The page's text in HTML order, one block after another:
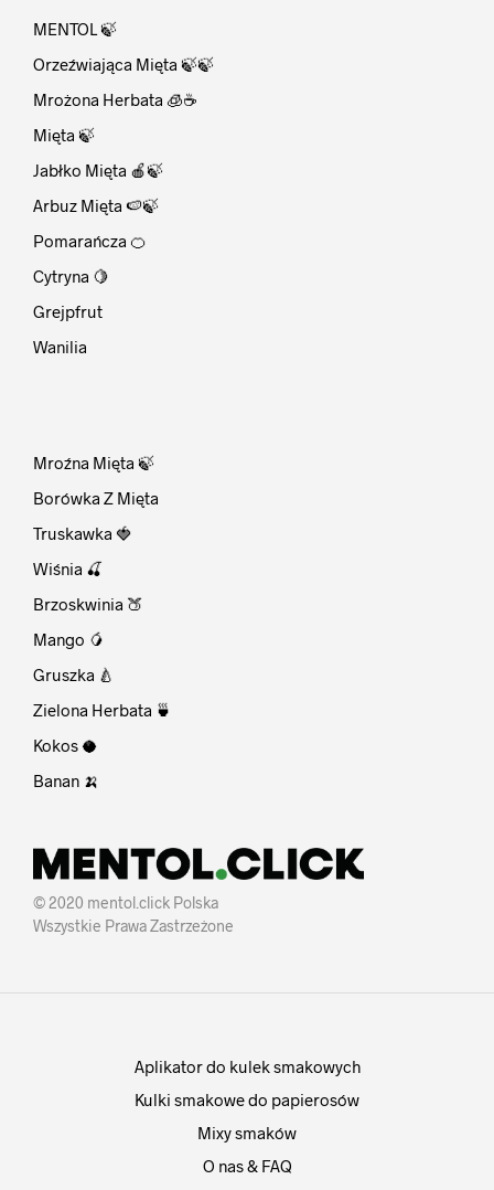
MENTOL 🍃
Orzeźwiająca Mięta 🍃🍃
Mrożona Herbata 🧊☕
Mięta 🍃
Jabłko Mięta 🍎🍃
Arbuz Mięta 🍉🍃
Pomarańcza 🍊
Cytryna 🍋
Grejpfrut
Wanilia
Mroźna Mięta 🍃
Borówka Z Mięta
Truskawka 🍓
Wiśnia 🍒
Brzoskwinia 🍑
Mango 🥭
Gruszka 🍐
Zielona Herbata 🍵
Kokos 🥥
Banan 🍌
© 2020 mentol.click Polska
Wszystkie Prawa Zastrzeżone
Aplikator do kulek smakowych
Kulki smakowe do papierosów
Mixy smaków
O nas & FAQ